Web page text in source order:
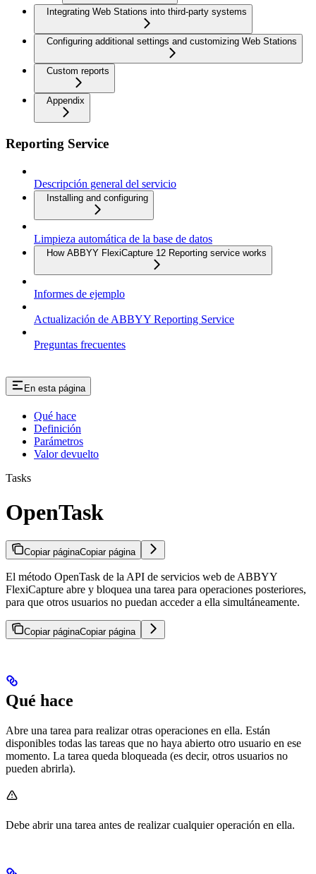
Integrating Web Stations into third-party systems
Configuring additional settings and customizing Web Stations
Custom reports
Appendix
Reporting Service
Descripción general del servicio
Installing and configuring
Limpieza automática de la base de datos
How ABBYY FlexiCapture 12 Reporting service works
Informes de ejemplo
Actualización de ABBYY Reporting Service
Preguntas frecuentes
En esta página
Qué hace
Definición
Parámetros
Valor devuelto
Tasks
OpenTask
Copiar páginaCopiar página
El método OpenTask de la API de servicios web de ABBYY
FlexiCapture abre y bloquea una tarea para operaciones posteriores,
para que otros usuarios no puedan acceder a ella simultáneamente.
Copiar páginaCopiar página
Qué hace
Abre una tarea para realizar otras operaciones en ella. Están
disponibles todas las tareas que no haya abierto otro usuario en ese
momento. La tarea queda bloqueada (es decir, otros usuarios no
pueden abrirla).
Debe abrir una tarea antes de realizar cualquier operación en ella.